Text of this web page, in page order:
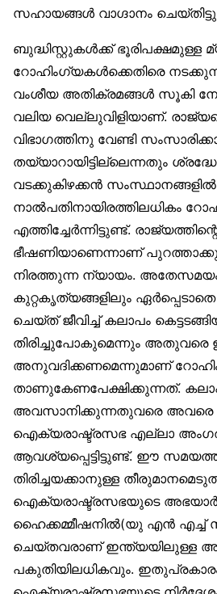
സഹായങ്ങൾ വാഗ്ദാനം
ബുദ്ധിസ്റ്റുകൾക്ക് ഭൂരിപക്ഷമുള്ള
റോഹിംഗ്യകൾക്കെതിരെ
വംശീയ അതിക്രമങ്ങൾ സൂകി
വലിയ വെല്ലുവിളിയാണ്.
വിഭാഗത്തിനു വേണ്ടി
തയ്യാറായിട്ടില്ലെന്നതും
വടക്കുകിഴക്കൻ സംസ്ഥാനങ്ങളിൽ
നാൽപതിനായിരത്തിലധികം
എത്തിച്ചേർന്നിട്ടുണ്ട്.
ഭീഷണിയാണെന്നാണ്
നിരത്തുന്ന ന്യായം.
കുറ്റകൃത്യങ്ങളിലും
ചെയ്ത് ജീവിച്ച് കലാപം
തിരിച്ചുപോകുമെന്നും അതുവരെ
അനുവദിക്കണമെന്നുമാണ്
താണുകേണപേക്ഷിക്കുന്നത്.
അവസാനിക്കുന്നതുവരെ അവരെ
ഐക്യരാഷ്ട്രസഭ എല്ലാ
ആവശ്യപ്പെട്ടിട്ടുണ്ട്. ഈ
തിരിച്ചയക്കാനുള്ള
ഐക്യരാഷ്ട്രസഭയുടെ
ഹൈക്കമ്മീഷനിൽ(യു എൻ എച്ച്
ചെയ്തവരാണ് ഇന്ത്യയിലുള്ള
പകുതിയിലധികവും.